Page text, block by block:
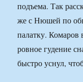
подъема. Так
же с Нюшей по
палатку. Комаров
ровное гудение
быстро уснул,